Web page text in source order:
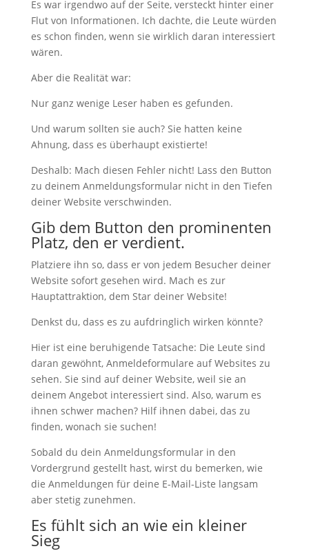
Es war irgendwo auf der Seite, versteckt hinter einer
Flut von Informationen. Ich dachte, die Leute würden
es schon finden, wenn sie wirklich daran interessiert
wären.
Aber die Realität war:
Nur ganz wenige Leser haben es gefunden.
Und warum sollten sie auch? Sie hatten keine
Ahnung, dass es überhaupt existierte!
Deshalb: Mach diesen Fehler nicht! Lass den Button
zu deinem Anmeldungsformular nicht in den Tiefen
deiner Website verschwinden.
Gib dem Button den prominenten
Platz, den er verdient.
Platziere ihn so, dass er von jedem Besucher deiner
Website sofort gesehen wird. Mach es zur
Hauptattraktion, dem Star deiner Website!
Denkst du, dass es zu aufdringlich wirken könnte?
Hier ist eine beruhigende Tatsache: Die Leute sind
daran gewöhnt, Anmeldeformulare auf Websites zu
sehen. Sie sind auf deiner Website, weil sie an
deinem Angebot interessiert sind. Also, warum es
ihnen schwer machen? Hilf ihnen dabei, das zu
finden, wonach sie suchen!
Sobald du dein Anmeldungsformular in den
Vordergrund gestellt hast, wirst du bemerken, wie
die Anmeldungen für deine E-Mail-Liste langsam
aber stetig zunehmen.
Es fühlt sich an wie ein kleiner
Sieg